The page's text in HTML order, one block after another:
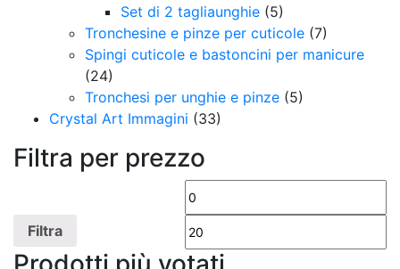
Set di 2 tagliaunghie (5)
Tronchesine e pinze per cuticole (7)
Spingi cuticole e bastoncini per manicure
(24)
Tronchesi per unghie e pinze (5)
Crystal Art Immagini (33)
Filtra per prezzo
Prezzo
Filtra